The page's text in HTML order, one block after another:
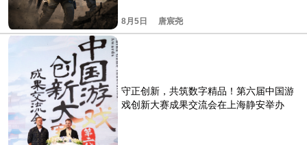
8月5日 唐宸尧
守正创新，共筑数字精品！第六届中国游
戏创新大赛成果交流会在上海静安举办